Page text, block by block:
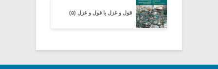
قول و غزل یا قول و غزل (۵)